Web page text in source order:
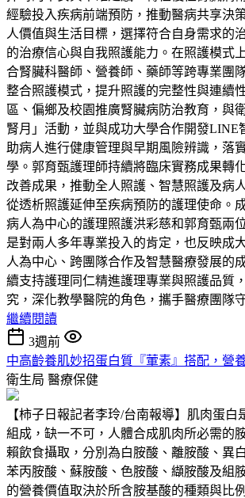
經驗投入疾病前端預防，推動醫病共享決
人價值與生活目標，選擇符合自身需求的
的治療信心與自我照護能力。在照護模式
合腎臟科醫師、營養師、藥師等跨專業團
整合照護模式，提升照護的完整性與連續
區、偏鄉及校園推廣腎臟病防治教育，與
腎月」活動，並與成功大學合作開發LINE
助病人進行健康管理與早期風險辨識，落
學。郭育甄護理師持續將臨床實務成果轉
改善成果，推動全人照護、智慧照護及病
從透析照護延伸至疾病預防的護理使命。
病人為中心的護理照護洪彩慈和郭育甄兩
是對兩人多年專業投入的肯定，也反映成
人為中心、跨團隊合作及智慧醫療發展的
續支持護理同仁精進護理專業與照護品質
究，深化教學醫院的角色，攜手醫療團隊
繼續閱讀
3週前
中高齡養肌妙招蛋白質『葷素』搭配，營
衛生局 醫療保健
【柿子日報記者李玲/台南報導】肌肉蛋白
組成，缺一不可，人體合成肌肉所必需的
賴飲食攝取，分別為白胺酸、離胺酸、異
苯丙胺酸、蘇胺酸、色胺酸、纈胺酸及組
的營養價值取決於所含胺基酸的種類與比